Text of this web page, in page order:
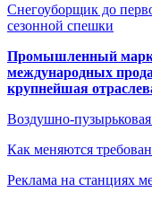
Снегоуборщик до
сезонной спешки
Промышленный
международных
крупнейшая
Воздушно-
Как меняются
Реклама на станциях